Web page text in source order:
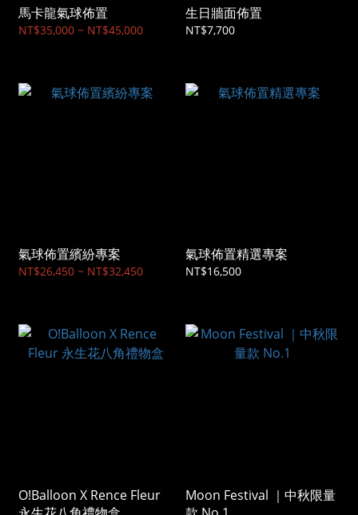
馬卡龍氣球佈置
NT$35,000 ~ NT$45,000
生日牆面佈置
NT$7,700
氣球佈置繽紛專案
NT$26,450 ~ NT$32,450
氣球佈置精選專案
NT$16,500
O!Balloon X Rence Fleur
Moon Festival ｜中秋限量